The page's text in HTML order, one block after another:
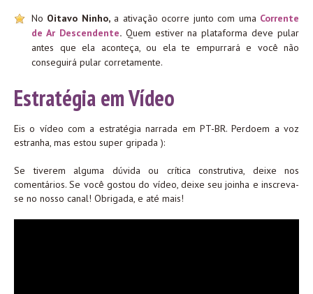
No Oitavo Ninho,a ativação ocorre junto com uma Corrente
de Ar Descendente.Quem estiver na plataforma deve pular
antes que ela aconteça, ou ela te empurrará e você não
conseguirá pular corretamente.
Estratégia em Vídeo
Eis o vídeo com a estratégia narrada em PT-BR. Perdoem a voz
estranha, mas estou super gripada ):
Se tiverem alguma dúvida ou crítica construtiva, deixe nos
comentários. Se você gostou do vídeo, deixe seu joinha e inscreva-
se no nosso canal! Obrigada, e até mais!